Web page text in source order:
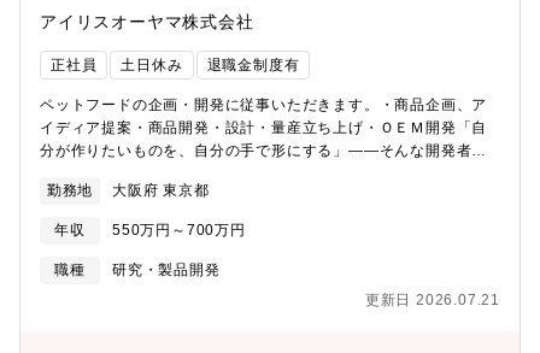
アイリスオーヤマ株式会社
正社員 土日休み 退職金制度有
ペットフードの企画・開発に従事いただきます。・商品企画、ア
イディア提案・商品開発・設計・量産立ち上げ・ＯＥＭ開発「自
分が作りたいものを、自分の手で形にする」――そんな開発者の
で、社長が即断即決。アイデアがすぐに商品化されるチャンスあ
り。若手でもプロジェクトリーダーとして、開発の全工程を主
導。金型などの開発投資を惜しまないため、挑戦的な商品も実現
可能。関連部署への指示・調整も含め、裁量と責任を持って開発
ド・レトルト、缶詰、ジャーキーなどのOEM、ODMレシピ開発な
勤務地 大阪府 東京都
年収 550万円～700万円
職種
研究・製品開発
更新日 2026.07.21